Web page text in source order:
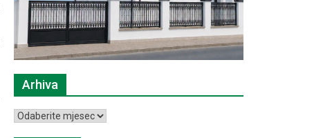
Arhiva
Arhiva